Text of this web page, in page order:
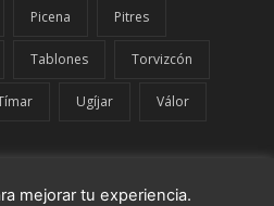
Picena Pitres
Tablones Torvizcón
Ugíjar Válor
mejorar tu experiencia.